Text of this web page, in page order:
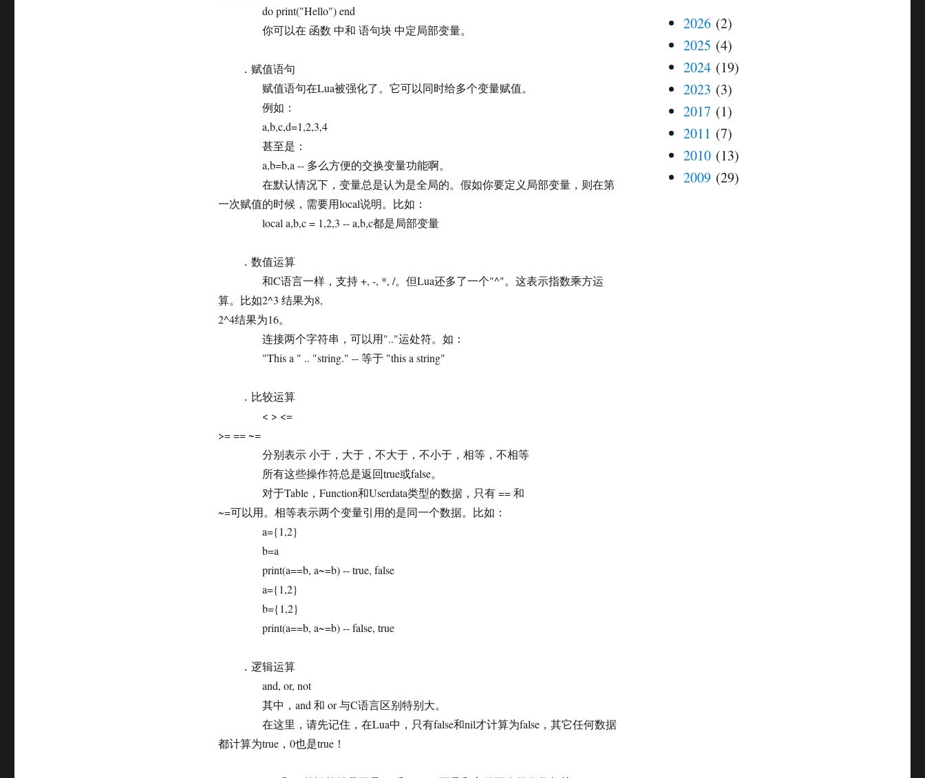
do print("Hello") end
你可以在 函数 中和 语句块 中定局部变量。
．赋值语句
赋值语句在Lua被强化了。它可以同时给多个变量赋值。
例如：
a,b,c,d=1,2,3,4
甚至是：
a,b=b,a -- 多么方便的交换变量功能啊。
在默认情况下，变量总是认为是全局的。假如你要定义局部变量，则在第
一次赋值的时候，需要用local说明。比如：
local a,b,c = 1,2,3 -- a,b,c都是局部变量
．数值运算
和C语言一样，支持 +, -, *, /。但Lua还多了一个"^"。这表示指数乘方运
算。比如2^3 结果为8,
2^4结果为16。
连接两个字符串，可以用".."运处符。如：
"This a " .. "string." -- 等于 "this a string"
．比较运算
< > <=
>= == ~=
分别表示 小于，大于，不大于，不小于，相等，不相等
所有这些操作符总是返回true或false。
对于Table，Function和Userdata类型的数据，只有 == 和
~=可以用。相等表示两个变量引用的是同一个数据。比如：
a={1,2}
b=a
print(a==b, a~=b) -- true, false
a={1,2}
b={1,2}
print(a==b, a~=b) -- false, true
．逻辑运算
and, or, not
其中，and 和 or 与C语言区别特别大。
在这里，请先记住，在Lua中，只有false和nil才计算为false，其它任何数据
都计算为true，0也是true！
2026(2)
2025 (4)
2024(19)
2023 (3)
2017 (1)
2011 (7)
2010(13)
2009(29)